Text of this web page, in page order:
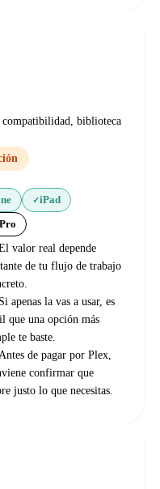
compatibilidad, biblioteca
✓iPad
valor real depende
de tu flujo de trabajo
Si apenas la vas a usar, es
que una opción más
te baste.
de pagar por Plex,
confirmar que
justo lo que necesitas.